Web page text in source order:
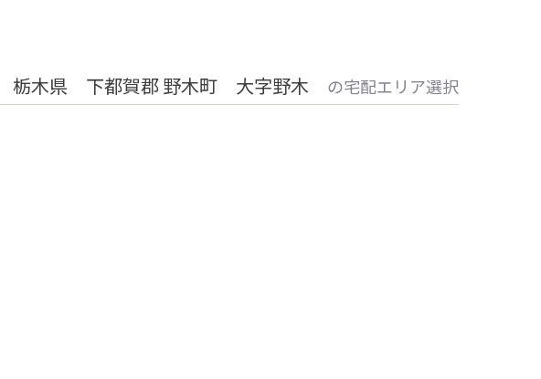
栃木県 下都賀郡 野木町 大字野木 の宅配エリア選択